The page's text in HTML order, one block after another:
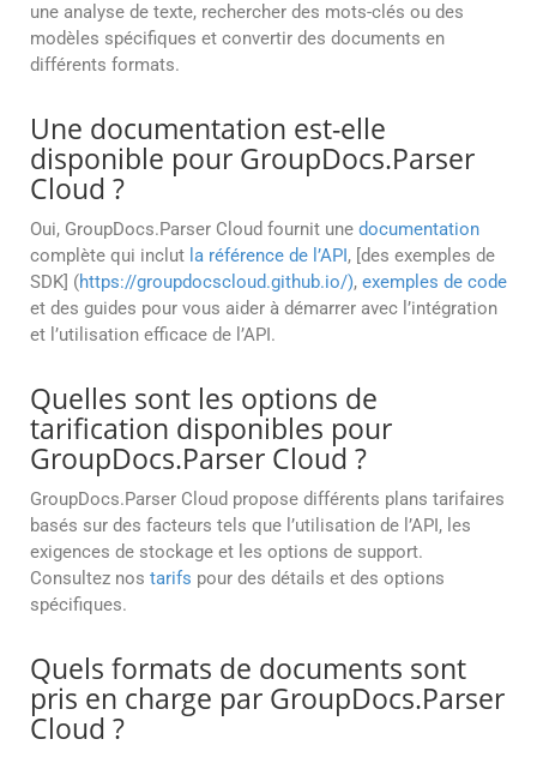
une analyse de texte, rechercher des mots-clés ou des
modèles spécifiques et convertir des documents en
différents formats.
Une documentation est-elle
disponible pour GroupDocs.Parser
Cloud ?
Oui, GroupDocs.Parser Cloud fournit une documentation
complète qui inclut la référence de l’API, [des exemples de
SDK] (https://groupdocscloud.github.io/), exemples de code
et des guides pour vous aider à démarrer avec l’intégration
et l’utilisation efficace de l’API.
Quelles sont les options de
tarification disponibles pour
GroupDocs.Parser Cloud ?
GroupDocs.Parser Cloud propose différents plans tarifaires
basés sur des facteurs tels que l’utilisation de l’API, les
exigences de stockage et les options de support.
Consultez nos tarifs pour des détails et des options
spécifiques.
Quels formats de documents sont
pris en charge par GroupDocs.Parser
Cloud ?